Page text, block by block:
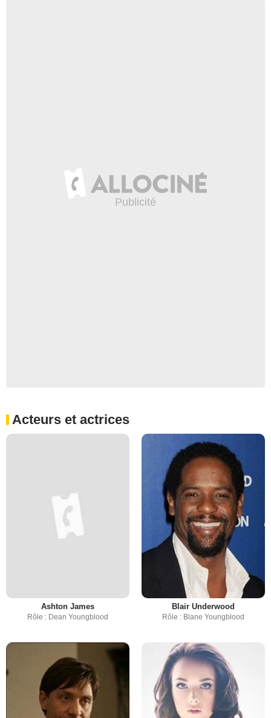
Acteurs et actrices
Ashton James
Rôle : Dean Youngblood
Blair Underwood
Rôle : Blane Youngblood